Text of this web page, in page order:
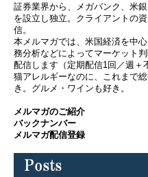
証券業界から、メガバンク、米
を設立し独立。クライアントの
信。
本メルマガでは、米国経済を中
務分析などによってマーケット
配信します（定期配信1回／週＋
猫アレルギーなのに、これまで
き。グルメ・ワインも好き。
メルマガのご紹介
バックナンバー
メルマガ配信登録